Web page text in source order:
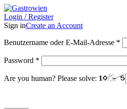
Login / Register
Sign inCreate an Account
Benutzername oder E-Mail-Adresse *
Password *
Are you human? Please solve: